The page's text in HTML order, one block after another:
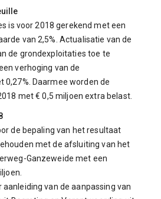
is voor 2018 gerekend met een
van 2,5%. Actualisatie van de
de grondexploitaties toe te
verhoging van de
Daarmee worden de
met € 0,5 miljoen extra belast.
de bepaling van het resultaat
met de afsluiting van het
Ganzeweide met een
van de aanpassing van